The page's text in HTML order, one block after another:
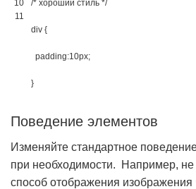
10
11
/* хороший стиль */
div {
padding:10px;
}
Поведение элементов
Изменяйте стандартное
при необходимости. Например, не
способ отображения изображения